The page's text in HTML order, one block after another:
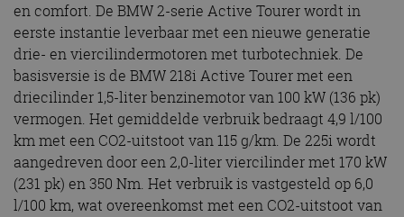
en comfort. De BMW 2-serie Active Tourer wordt in
eerste instantie leverbaar met een nieuwe generatie
drie- en viercilindermotoren met turbotechniek. De
basisversie is de BMW 218i Active Tourer met een
driecilinder 1,5-liter benzinemotor van 100 kW (136 pk)
vermogen. Het gemiddelde verbruik bedraagt 4,9 l/100
km met een CO2-uitstoot van 115 g/km. De 225i wordt
aangedreven door een 2,0-liter viercilinder met 170 kW
(231 pk) en 350 Nm. Het verbruik is vastgesteld op 6,0
l/100 km, wat overeenkomst met een CO2-uitstoot van